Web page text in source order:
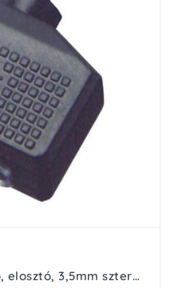
Home AC 16 audióátalakító, elosztó, 3,5mm sztereó dugó, 2 x 3,5mm sztereó aljzat